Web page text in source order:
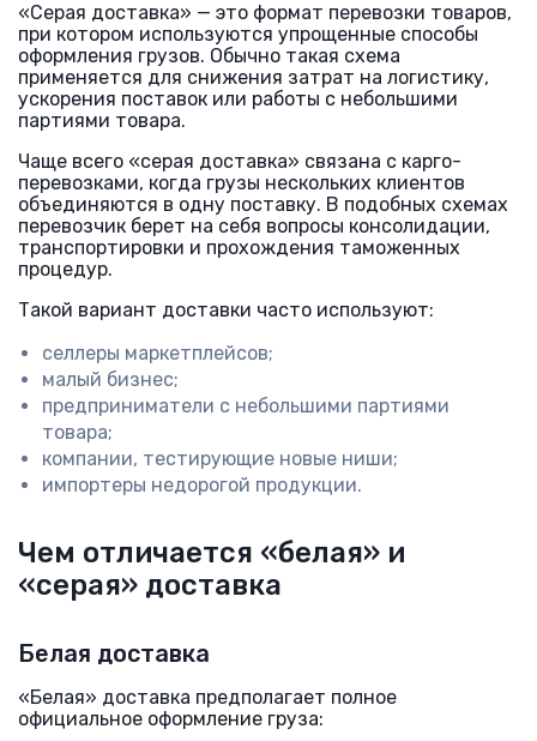
«Серая доставка» — это формат перевозки товаров,
при котором используются упрощенные способы
оформления грузов. Обычно такая схема
применяется для снижения затрат на логистику,
ускорения поставок или работы с небольшими
партиями товара.
Чаще всего «серая доставка» связана с карго-
перевозками, когда грузы нескольких клиентов
объединяются в одну поставку. В подобных схемах
перевозчик берет на себя вопросы консолидации,
транспортировки и прохождения таможенных
процедур.
Такой вариант доставки часто используют:
селлеры маркетплейсов;
малый бизнес;
предприниматели с небольшими партиями
товара;
компании, тестирующие новые ниши;
импортеры недорогой продукции.
Чем отличается «белая» и
«серая» доставка
Белая доставка
«Белая» доставка предполагает полное
официальное оформление груза: